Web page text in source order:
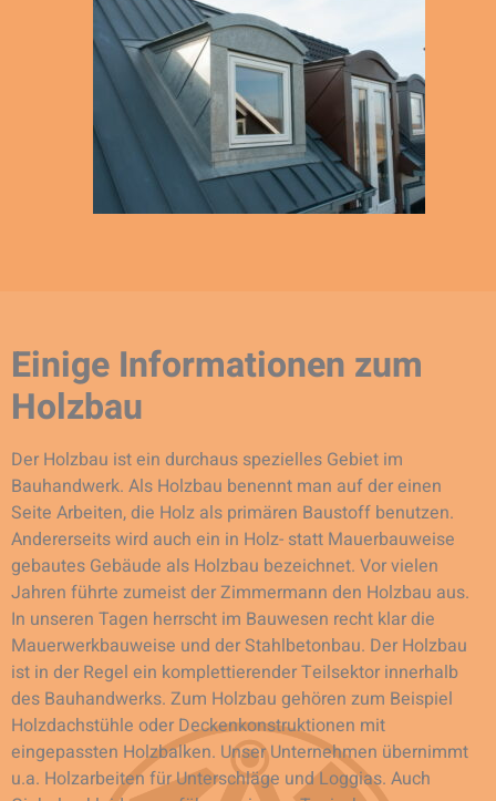
Einige Informationen zum
Holzbau
Der Holzbau ist ein durchaus spezielles Gebiet im
Bauhandwerk. Als Holzbau benennt man auf der einen
Seite Arbeiten, die Holz als primären Baustoff benutzen.
Andererseits wird auch ein in Holz- statt Mauerbauweise
gebautes Gebäude als Holzbau bezeichnet. Vor vielen
Jahren führte zumeist der Zimmermann den Holzbau aus.
In unseren Tagen herrscht im Bauwesen recht klar die
Mauerwerkbauweise und der Stahlbetonbau. Der Holzbau
ist in der Regel ein komplettierender Teilsektor innerhalb
des Bauhandwerks. Zum Holzbau gehören zum Beispiel
Holzdachstühle oder Deckenkonstruktionen mit
eingepassten Holzbalken. Unser Unternehmen übernimmt
u.a. Holzarbeiten für Unterschläge und Loggias. Auch